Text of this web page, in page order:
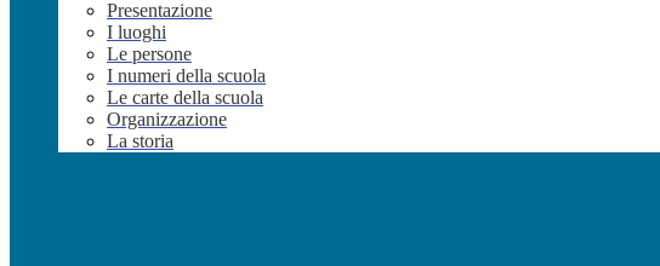
Presentazione
I luoghi
Le persone
I numeri della scuola
Le carte della scuola
Organizzazione
La storia